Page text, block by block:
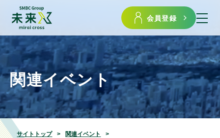
会員登録
関連イベント
サイトトップ
関連イベント